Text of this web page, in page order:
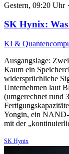
Gestern, 09:20 Uhr ·
SK Hynix:
KI &
Ausgangslage:
Kaum ein
widersprüchliche
Unternehmen laut
(umgerechnet rund
Yongin, ein
mit der
SK Hynix